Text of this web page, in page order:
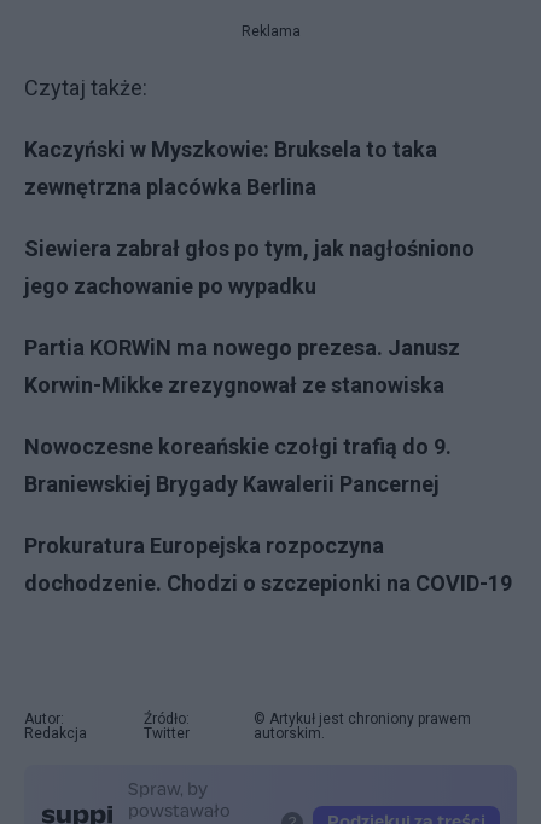
Reklama
Czytaj także:
Kaczyński w Myszkowie: Bruksela to taka
zewnętrzna placówka Berlina
Siewiera zabrał głos po tym, jak nagłośniono
jego zachowanie po wypadku
Partia KORWiN ma nowego prezesa. Janusz
Korwin-Mikke zrezygnował ze stanowiska
Nowoczesne koreańskie czołgi trafią do 9.
Braniewskiej Brygady Kawalerii Pancernej
Prokuratura Europejska rozpoczyna
dochodzenie. Chodzi o szczepionki na COVID-19
Autor:
Redakcja
Źródło:
Twitter
© Artykuł jest chroniony prawem
autorskim.